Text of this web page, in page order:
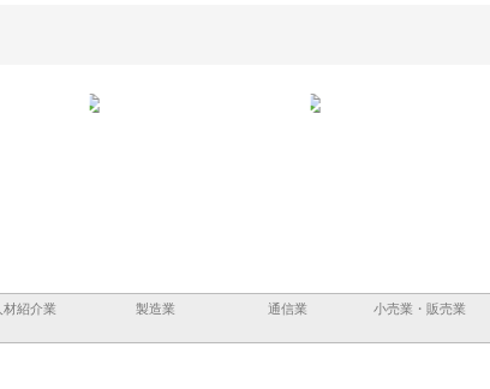
材紹介業 製造業 通信業 小売業・販売業